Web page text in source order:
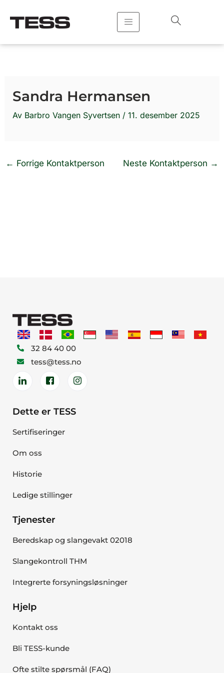
rett
Sandra Hermansen
Av Barbro Vangen Syvertsen / 11. desember 2025
← Forrige Kontaktperson Neste Kontaktperson →
32 84 40 00
tess@tess.no
Dette er TESS
Sertifiseringer
Om oss
Historie
Ledige stillinger
Tjenester
Beredskap og slangevakt 02018
Slangekontroll THM
Integrerte forsyningsløsninger
Hjelp
Kontakt oss
Bli TESS-kunde
Ofte stilte spørsmål (FAQ)